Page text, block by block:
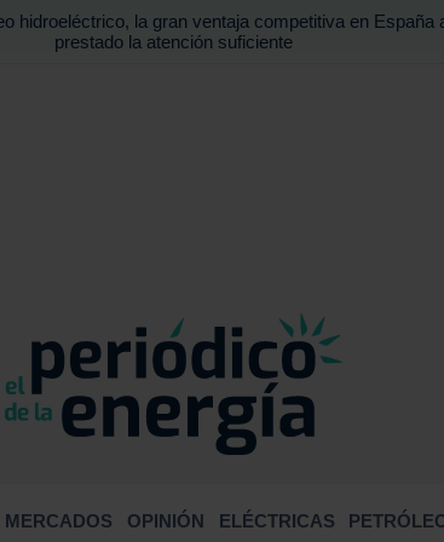
hidroeléctrico, la gran ventaja competitiva en España
prestado la atención suficiente
MERCADOS OPINIÓN ELÉCTRICAS